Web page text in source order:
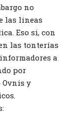
no
las lineas
Eso si, con
las tonterías
a
por
Ovnis y